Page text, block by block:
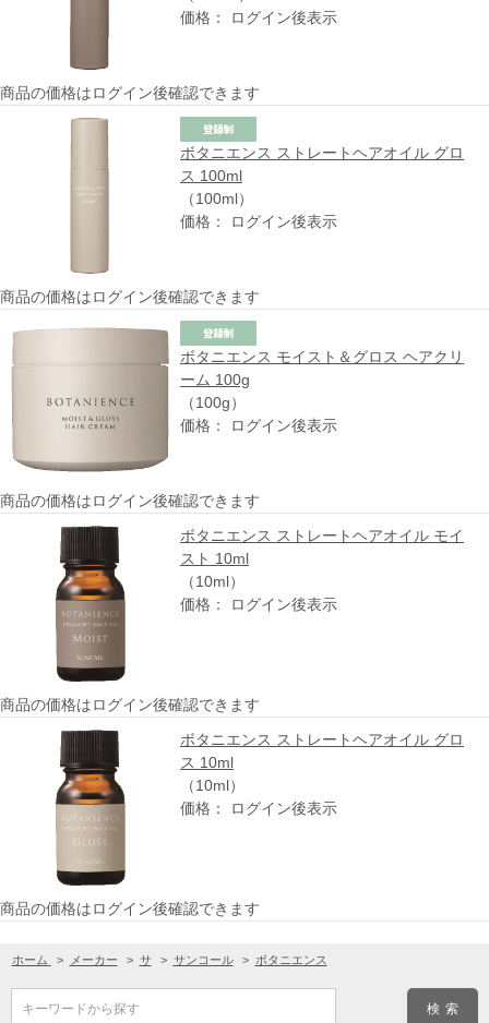
価格： ログイン後表示
商品の価格はログイン後確認できます
ボタニエンス ストレートヘアオイル グロ
ス 100ml
（100ml）
価格： ログイン後表示
商品の価格はログイン後確認できます
ボタニエンス モイスト＆グロス ヘアクリ
ーム 100g
（100g）
価格： ログイン後表示
商品の価格はログイン後確認できます
ボタニエンス ストレートヘアオイル モイ
スト 10ml
（10ml）
価格： ログイン後表示
商品の価格はログイン後確認できます
ボタニエンス ストレートヘアオイル グロ
ス 10ml
（10ml）
価格： ログイン後表示
商品の価格はログイン後確認できます
ホーム > メーカー > サ > サンコール > ボタニエンス
キーワードから探す